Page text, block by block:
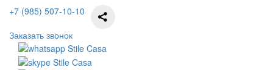
+7 (985) 507-10-10
Заказать звонок